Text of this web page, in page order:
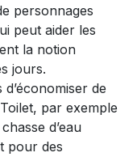
personnages
peut aider les
la notion
jours.
de
par exemple
d’eau
pour des